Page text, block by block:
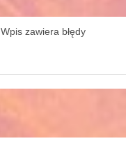
Wpis zawiera błędy